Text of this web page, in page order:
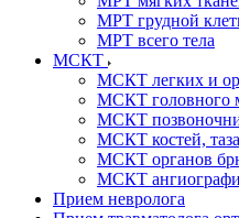
МРТ грудной
МРТ всего тела
МСКТ
МСКТ легких и
МСКТ головного
МСКТ
МСКТ костей,
МСКТ органов
МСКТ
Прием невролога